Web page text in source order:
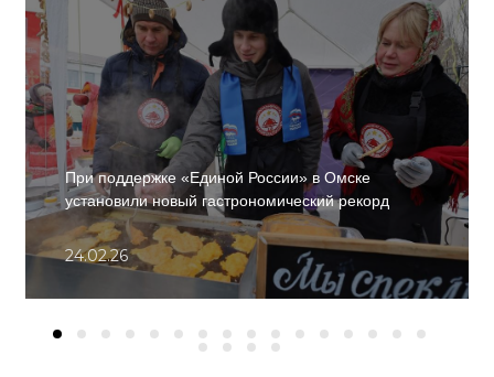
При поддержке «Единой России» в Омске
установили новый гастрономический рекорд
24.02.26